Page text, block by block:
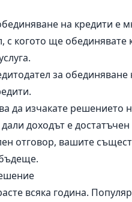
на кредити е
с когото ще
за
да изчакате решението
доходът е
отговор, вашите
всяка година.